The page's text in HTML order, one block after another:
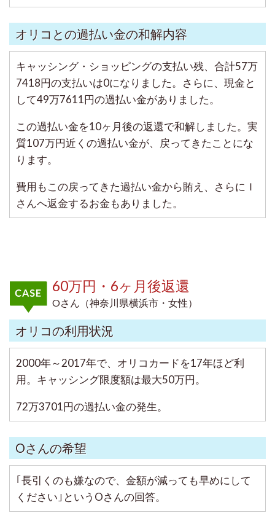
オリコとの過払い金の和解内容
キャッシング・ショッピングの支払い残、合計57万
7418円の支払いは0になりました。さらに、現金と
して49万7611円の過払い金がありました。
この過払い金を10ヶ月後の返還で和解しました。実
質107万円近くの過払い金が、戻ってきたことにな
ります。
費用もこの戻ってきた過払い金から賄え、さらにＩ
さんへ返金するお金もありました。
60万円・6ヶ月後返還
Oさん（神奈川県横浜市・女性）
オリコの利用状況
2000年～2017年で、オリコカードを17年ほど利
用。キャッシング限度額は最大50万円。
72万3701円の過払い金の発生。
Oさんの希望
｢長引くのも嫌なので、金額が減っても早めにして
ください｣というOさんの回答。